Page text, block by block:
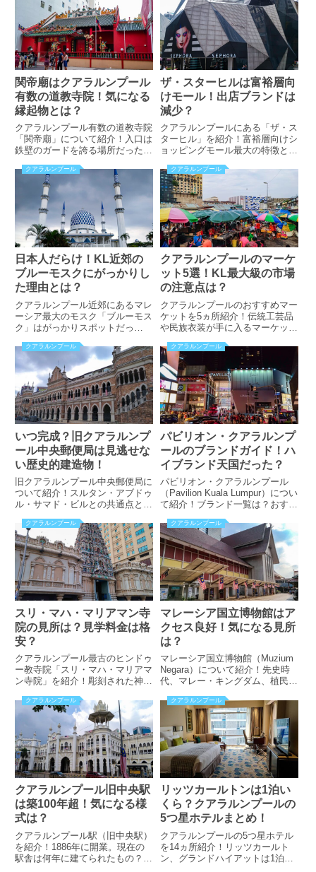
ア、アクセスについても解説！
くら？
関帝廟はクアラルンプール
有数の道教寺院！気になる
縁起物とは？
クアラルンプール有数の道教寺院
「関帝廟」について紹介！入口は
鉄壁のガードを誇る場所だった？
は？開館時間や料金、アクセス方
法なども掲載！
ザ・スターヒルは富裕層向
けモール！出店ブランドは
減少？
クアラルンプールにある「ザ・ス
ターヒル」を紹介！富裕層向けシ
ョッピングモール最大の特徴と
ョンブランドは？アクセス方法も
掲載！
クアラルンプール
日本人だらけ！KL近郊の
ブルーモスクにがっかりし
た理由とは？
クアラルンプール近郊にあるマレ
ーシア最大のモスク「ブルーモス
ク」はがっかりスポットだっ
の理由とは？見学方法やアクセス
方法も掲載しています！
クアラルンプール
クアラルンプールのマーケ
ット5選！KL最大級の市場
の注意点は？
クアラルンプールのおすすめマー
ケットを5ヵ所紹介！伝統工芸品
や民族衣装が手に入るマーケット
べれる屋台街とは？多国籍料理が
食べられるフードトラックパーク
なども掲載！
クアラルンプール
いつ完成？旧クアラルンプ
ール中央郵便局は見逃せな
い歴史的建造物！
旧クアラルンプール中央郵便局に
ついて紹介！スルタン・アブドゥ
ル・サマド・ビルとの共通点と
ついても掲載。クアラルンプール
で歴史的建造物巡りをしてみませ
んか？
クアラルンプール
パビリオン・クアラルンプ
ールのブランドガイド！ハ
イブランド天国だった？
パビリオン・クアラルンプール
（Pavilion Kuala Lumpur）につい
て紹介！ブランド一覧は？おすす
ドコートでは何料理が食べられ
る？アクセス方法も掲載！
クアラルンプール
スリ・マハ・マリアマン寺
院の見所は？見学料金は格
安？
クアラルンプール最古のヒンドゥ
ー教寺院「スリ・マハ・マリアマ
ン寺院」を紹介！彫刻された神様
だった？！気になる見所は？アク
セス方法も掲載しています！
クアラルンプール
マレーシア国立博物館はア
クセス良好！気になる見所
は？
マレーシア国立博物館（Muzium
Negara）について紹介！先史時
代、マレー・キングダム、植民地
展開。気になる展示物の見所と
は？日本語ガイドツアーの曜日、
時間なども掲載！
クアラルンプール
クアラルンプール旧中央駅
は築100年超！気になる様
式は？
クアラルンプール駅（旧中央駅）
を紹介！1886年に開業。現在の
駅舎は何年に建てられたもの？気
クアラルンプール
リッツカールトンは1泊い
くら？クアラルンプールの
5つ星ホテルまとめ！
クアラルンプールの5つ星ホテル
を14ヵ所紹介！リッツカールト
ン、グランドハイアットは1泊い